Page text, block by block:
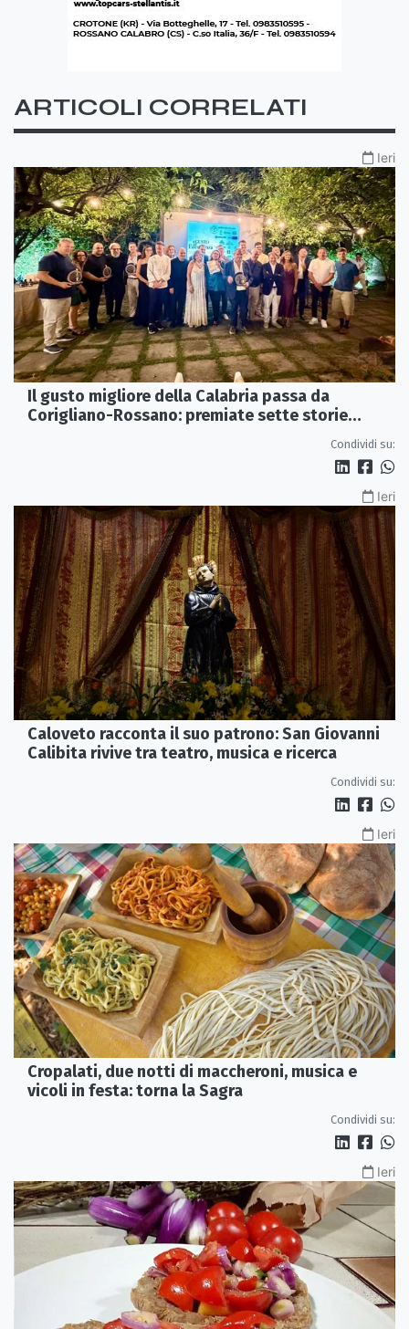
ARTICOLI CORRELATI
Ieri
Il gusto migliore della Calabria passa da
Corigliano-Rossano: premiate sette storie
Condividi su:
Ieri
Caloveto racconta il suo patrono: San Giovanni
Calibita rivive tra teatro, musica e ricerca
Condividi su:
Ieri
Cropalati, due notti di maccheroni, musica e
vicoli in festa: torna la Sagra
Condividi su:
Ieri